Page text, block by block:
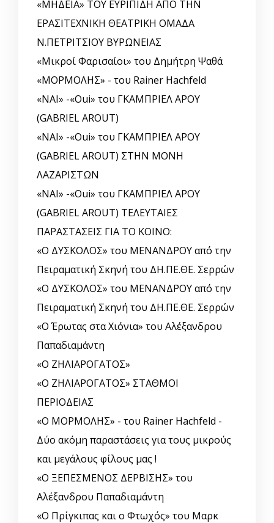
«ΜΗΔΕΙΑ» ΤΟΥ ΕΥΡΙΠΙΔΗ ΑΠΟ ΤΗΝ
ΕΡΑΣΙΤΕΧΝΙΚΗ ΘΕΑΤΡΙΚΗ ΟΜΑΔΑ
Ν.ΠΕΤΡΙΤΣΙΟΥ ΒΥΡΩΝΕΙΑΣ
«Μικροί Φαρισαίοι» του Δημήτρη Ψαθά
«ΜΟΡΜΟΛΗΣ» - του Rainer Hachfeld
«ΝΑΙ» -«Oui» του ΓΚΑΜΠΡΙΕΛ ΑΡΟΥ
(GABRIEL AROUT)
«ΝΑΙ» -«Oui» του ΓΚΑΜΠΡΙΕΛ ΑΡΟΥ
(GABRIEL AROUT) ΣΤΗΝ ΜΟΝΗ
ΛΑΖΑΡΙΣΤΩΝ
«ΝΑΙ» -«Oui» του ΓΚΑΜΠΡΙΕΛ ΑΡΟΥ
(GABRIEL AROUT) ΤΕΛΕΥΤΑΙΕΣ
ΠΑΡΑΣΤΑΣΕΙΣ ΓΙΑ ΤΟ ΚΟΙΝΟ:
«Ο ΔΥΣΚΟΛΟΣ» του ΜΕΝΑΝΔΡΟΥ από την
Πειραματική Σκηνή του ΔΗ.ΠΕ.ΘΕ. Σερρών
«Ο ΔΥΣΚΟΛΟΣ» του ΜΕΝΑΝΔΡΟΥ από την
Πειραματική Σκηνή του ΔΗ.ΠΕ.ΘΕ. Σερρών
«Ο Έρωτας στα Χιόνια» του Αλέξανδρου
Παπαδιαμάντη
«Ο ΖΗΛΙΑΡΟΓΑΤΟΣ»
«Ο ΖΗΛΙΑΡΟΓΑΤΟΣ» ΣΤΑΘΜΟΙ
ΠΕΡΙΟΔΕΙΑΣ
«Ο ΜΟΡΜΟΛΗΣ» - του Rainer Hachfeld -
Δύο ακόμη παραστάσεις για τους μικρούς
και μεγάλους φίλους μας !
«Ο ΞΕΠΕΣΜΕΝΟΣ ΔΕΡΒΙΣΗΣ» του
Αλέξανδρου Παπαδιαμάντη
«Ο Πρίγκιπας και ο Φτωχός» του Μαρκ